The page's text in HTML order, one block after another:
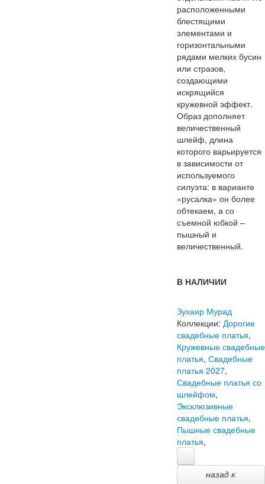
расположенными
блестящими
элементами и
горизонтальными
рядами мелких бусин
или стразов,
создающими
искрящийся
кружевной эффект.
Образ дополняет
величественный
шлейф, длина
которого варьируется
в зависимости от
используемого
силуэта: в варианте
«русалка» он более
обтекаем, а со
съемной юбкой –
пышный и
величественный.
В НАЛИЧИИ
Зухаир Мурад
Коллекции: Дорогие
свадебные платья,
Кружевные свадебные
платья, Свадебные
платья 2027,
Свадебные платья со
шлейфом,
Эксклюзивные
свадебные платья,
Пышные свадебные
платья,
назад к